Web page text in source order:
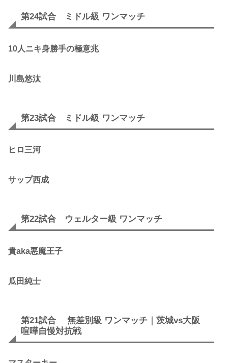
第24試合 ミドル級 ワンマッチ
10人ニキ身勝手の極意兆
川島悠汰
第23試合 ミドル級 ワンマッチ
ヒロ三河
サップ西成
第22試合 ウェルター級 ワンマッチ
貴aka悪魔王子
瓜田純士
第21試合 無差別級 ワンマッチ｜茨城vs大阪
喧嘩自慢対抗戦